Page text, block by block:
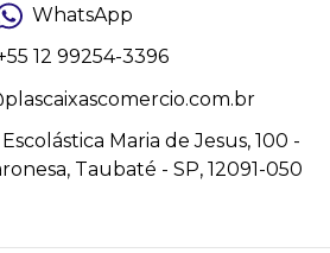
WhatsApp
12 99254-3396
Maria de Jesus, 100 -
Taubaté - SP, 12091-050